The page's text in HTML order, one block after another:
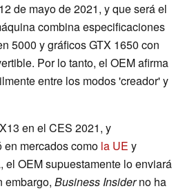
de mayo de 2021, y que será el
combina especificaciones
5000 y gráficos GTX 1650 con
Por lo tanto, el OEM afirma
entre los modos 'creador' y
en el CES 2021, y
mercados como la UE y
el OEM supuestamente lo enviará
embargo, Business Insiderno ha